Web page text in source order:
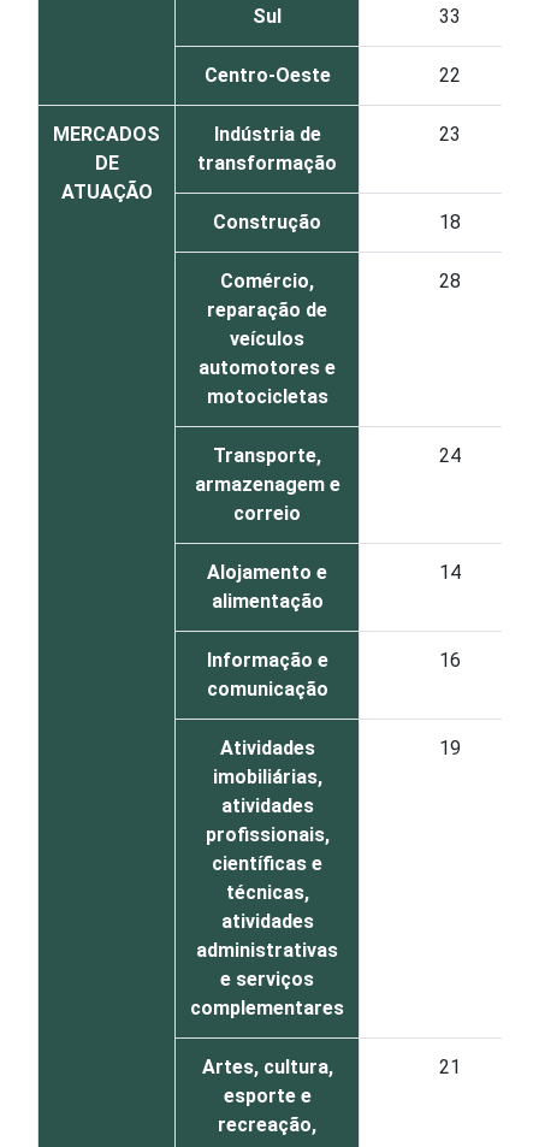
Sul 33
Centro-Oeste 22
MERCADOS
DE
ATUAÇÃO
Indústria de
transformação
23
Construção 18
Comércio,
reparação de
veículos
automotores e
motocicletas
28
Transporte,
armazenagem e
correio
24
Alojamento e
alimentação
14
Informação e
comunicação
16
Atividades
imobiliárias,
atividades
profissionais,
científicas e
técnicas,
atividades
administrativas
e serviços
complementares
19
Artes, cultura,
esporte e
recreação,
21